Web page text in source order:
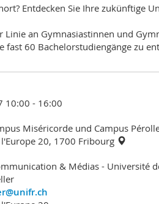
Entdecken Sie Ihre zukünftige
an Gymnasiastinnen und
fast 60 Bachelorstudiengänge zu
10:00 - 16:00
Miséricorde und Campus
20, 1700 Fribourg
& Médias - Université